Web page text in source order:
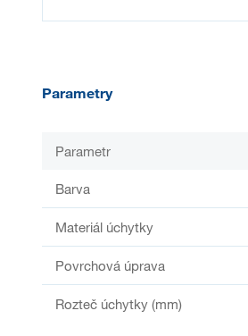
Parametry
Parametr
Barva
Materiál úchytky
Povrchová úprava
Rozteč úchytky (mm)